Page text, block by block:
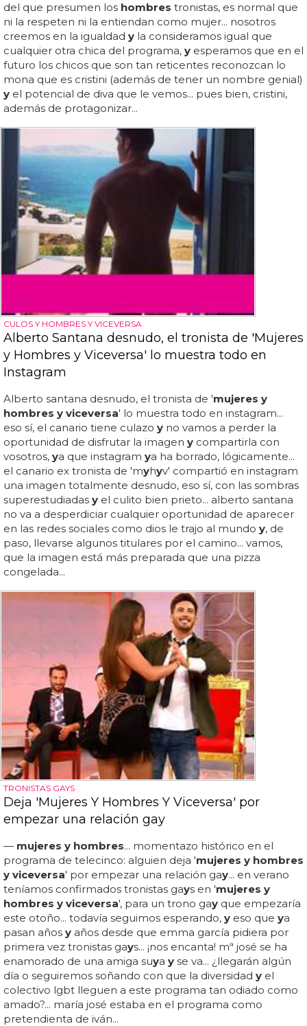
del que presumen los hombres tronistas, es normal que
ni la respeten ni la entiendan como mujer... nosotros
creemos en la igualdad y la consideramos igual que
cualquier otra chica del programa, y esperamos que en el
futuro los chicos que son tan reticentes reconozcan lo
mona que es cristini (además de tener un nombre genial)
y el potencial de diva que le vemos... pues bien, cristini,
además de protagonizar...
CULOS Y HOMBRES Y VICEVERSA
Alberto Santana desnudo, el tronista de 'Mujeres
y Hombres y Viceversa' lo muestra todo en
Instagram
Alberto santana desnudo, el tronista de 'mujeres y
hombres y viceversa' lo muestra todo en instagram...
eso sí, el canario tiene culazo y no vamos a perder la
oportunidad de disfrutar la imagen y compartirla con
vosotros, ya que instagram ya ha borrado, lógicamente...
el canario ex tronista de 'myhyv' compartió en instagram
una imagen totalmente desnudo, eso sí, con las sombras
superestudiadas y el culito bien prieto... alberto santana
no va a desperdiciar cualquier oportunidad de aparecer
en las redes sociales como dios le trajo al mundo y, de
paso, llevarse algunos titulares por el camino... vamos,
que la imagen está más preparada que una pizza
congelada...
TRONISTAS GAYS
Deja 'Mujeres Y Hombres Y Viceversa' por
empezar una relación gay
— mujeres y hombres... momentazo histórico en el
programa de telecinco: alguien deja 'mujeres y hombres
y viceversa' por empezar una relación gay... en verano
teníamos confirmados tronistas gays en 'mujeres y
hombres y viceversa', para un trono gay que empezaría
este otoño... todavía seguimos esperando, y eso que ya
pasan años y años desde que emma garcía pidiera por
primera vez tronistas gays... ¡nos encanta! mª josé se ha
enamorado de una amiga suya y se va... ¿llegarán algún
día o seguiremos soñando con que la diversidad y el
colectivo lgbt lleguen a este programa tan odiado como
amado?... maría josé estaba en el programa como
pretendienta de iván...